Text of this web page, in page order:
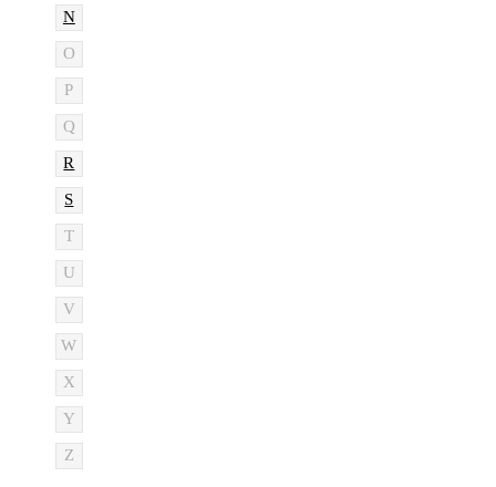
N
O
P
Q
R
S
T
U
V
W
X
Y
Z